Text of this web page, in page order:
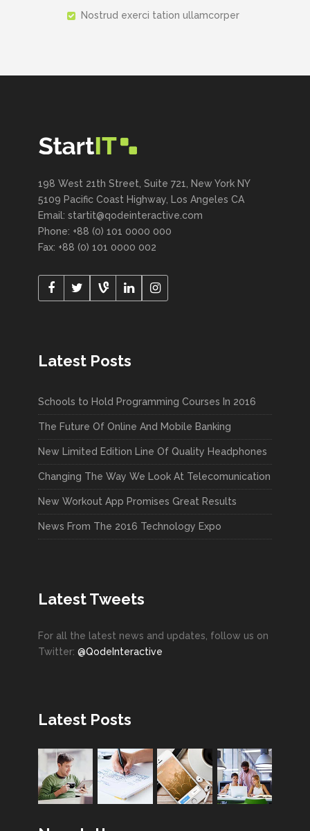
Nostrud exerci tation ullamcorper
198 West 21th Street, Suite 721, New York NY
5109 Pacific Coast Highway, Los Angeles CA
Email: startit@qodeinteractive.com
Phone: +88 (0) 101 0000 000
Fax: +88 (0) 101 0000 002
Latest Posts
Schools to Hold Programming Courses In 2016
The Future Of Online And Mobile Banking
New Limited Edition Line Of Quality Headphones
Changing The Way We Look At Telecomunication
New Workout App Promises Great Results
News From The 2016 Technology Expo
Latest Tweets
For all the latest news and updates, follow us on
Twitter: @QodeInteractive
Latest Posts